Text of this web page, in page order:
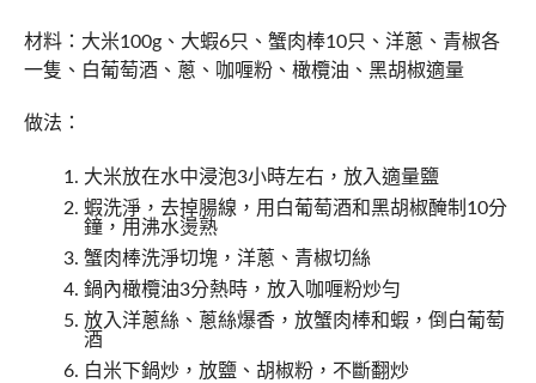
材料：大米100g、大蝦6只、蟹肉棒10只、洋蔥、青椒各
一隻、白葡萄酒、蔥、咖喱粉、橄欖油、黑胡椒適量
做法：
大米放在水中浸泡3小時左右，放入適量鹽
蝦洗淨，去掉腸線，用白葡萄酒和黑胡椒醃制10分
鐘，用沸水燙熟
蟹肉棒洗淨切塊，洋蔥、青椒切絲
鍋內橄欖油3分熱時，放入咖喱粉炒勻
放入洋蔥絲、蔥絲爆香，放蟹肉棒和蝦，倒白葡萄
酒
白米下鍋炒，放鹽、胡椒粉，不斷翻炒